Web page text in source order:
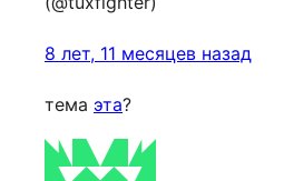
8 лет, 11 месяцев назад
тема эта?